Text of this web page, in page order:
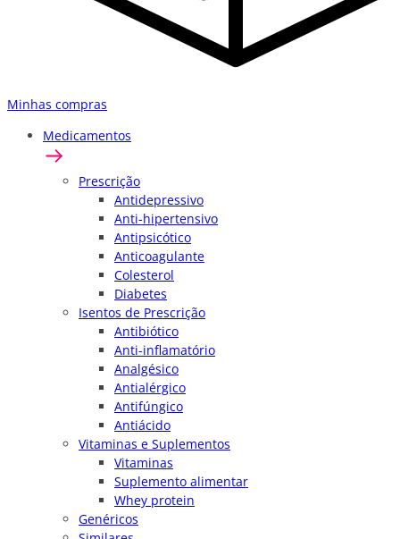
Minhas compras
Medicamentos
Prescrição
Antidepressivo
Anti-hipertensivo
Antipsicótico
Anticoagulante
Colesterol
Diabetes
Isentos de Prescrição
Antibiótico
Anti-inflamatório
Analgésico
Antialérgico
Antifúngico
Antiácido
Vitaminas e Suplementos
Vitaminas
Suplemento alimentar
Whey protein
Genéricos